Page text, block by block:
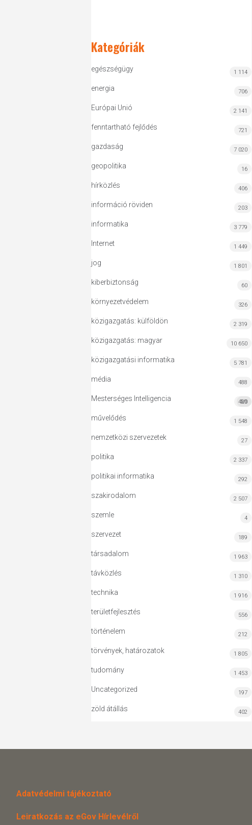
Kategóriák
egészségügy 1 114
energia 706
Európai Unió 2 141
fenntartható fejlődés 721
gazdaság 7 020
geopolitika 16
hírközlés 406
információ röviden 203
informatika 3 779
Internet 1 449
jog 1 801
kiberbiztonság 60
környezetvédelem 326
közigazgatás: külföldön 2 319
közigazgatás: magyar 10 650
közigazgatási informatika 5 781
média 488
Mesterséges Intelligencia MI
420
művelődés 1 548
nemzetközi szervezetek 27
politika 2 337
politikai informatika 292
szakirodalom 2 507
szemle 4
szervezet 189
társadalom 1 963
távközlés 1 310
technika 1 916
területfejlesztés 556
történelem 212
törvények, határozatok 1 805
tudomány 1 453
Uncategorized 197
zöld átállás 402
Adatvédelmi tájékoztató
Leiratkozás az eGov Hírlevélről